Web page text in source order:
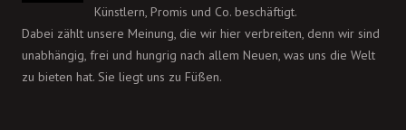
Künstlern, Promis und Co. beschäftigt.
Dabei zählt unsere Meinung, die wir hier verbreiten, denn wir sind
unabhängig, frei und hungrig nach allem Neuen, was uns die Welt
zu bieten hat. Sie liegt uns zu Füßen.